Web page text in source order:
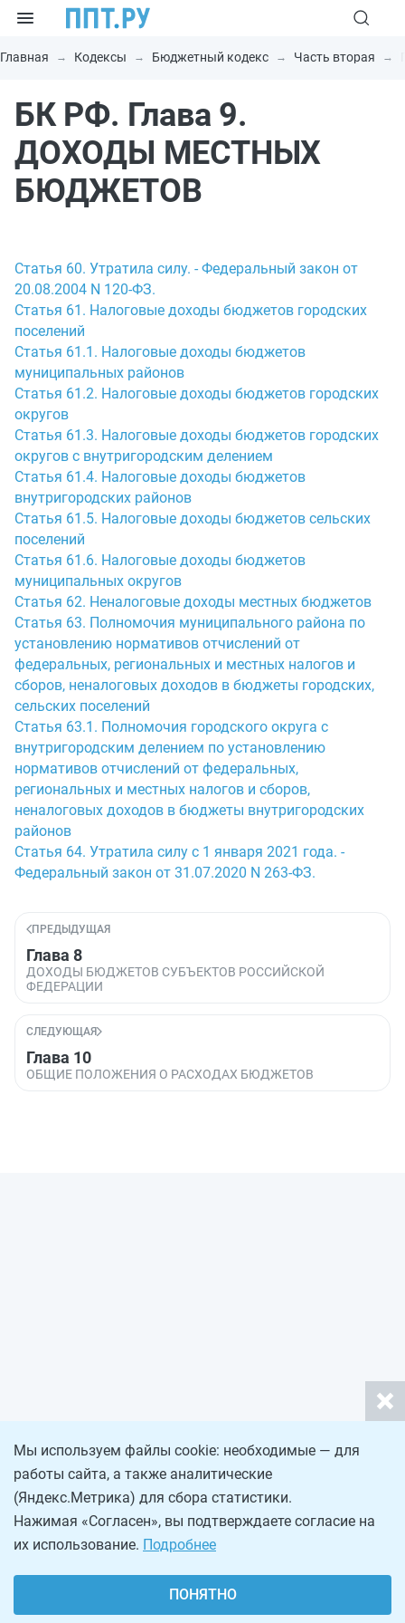
Главная Кодексы Бюджетный кодекс Часть вторая
БК РФ. Глава 9.
ДОХОДЫ МЕСТНЫХ
БЮДЖЕТОВ
Статья 60. Утратила силу. - Федеральный закон от
20.08.2004 N 120-ФЗ.
Статья 61. Налоговые доходы бюджетов городских
поселений
Статья 61.1. Налоговые доходы бюджетов
муниципальных районов
Статья 61.2. Налоговые доходы бюджетов городских
округов
Статья 61.3. Налоговые доходы бюджетов городских
округов с внутригородским делением
Статья 61.4. Налоговые доходы бюджетов
внутригородских районов
Статья 61.5. Налоговые доходы бюджетов сельских
поселений
Статья 61.6. Налоговые доходы бюджетов
муниципальных округов
Статья 62. Неналоговые доходы местных бюджетов
Статья 63. Полномочия муниципального района по
установлению нормативов отчислений от
федеральных, региональных и местных налогов и
сборов, неналоговых доходов в бюджеты городских,
сельских поселений
Статья 63.1. Полномочия городского округа с
внутригородским делением по установлению
нормативов отчислений от федеральных,
региональных и местных налогов и сборов,
неналоговых доходов в бюджеты внутригородских
районов
Статья 64. Утратила силу с 1 января 2021 года. -
Федеральный закон от 31.07.2020 N 263-ФЗ.
ПРЕДЫДУЩАЯ
Глава 8
ДОХОДЫ БЮДЖЕТОВ СУБЪЕКТОВ РОССИЙСКОЙ
ФЕДЕРАЦИИ
СЛЕДУЮЩАЯ
Глава 10
ОБЩИЕ ПОЛОЖЕНИЯ О РАСХОДАХ БЮДЖЕТОВ
Мы используем файлы cookie: необходимые — для
работы сайта, а также аналитические
(Яндекс.Метрика) для сбора статистики.
Нажимая «Согласен», вы подтверждаете согласие на
их использование. Подробнее
ПОНЯТНО